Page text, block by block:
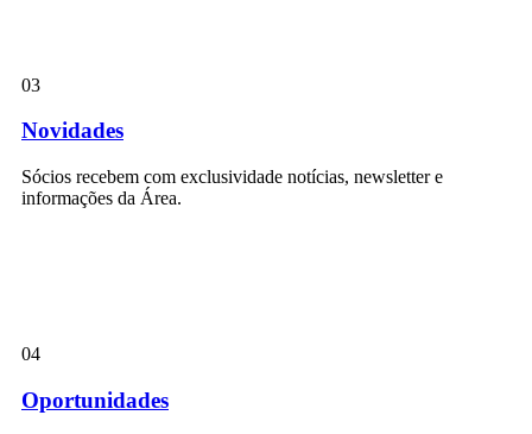
03
Novidades
Sócios recebem com exclusividade notícias, newsletter e
informações da Área.
04
Oportunidades